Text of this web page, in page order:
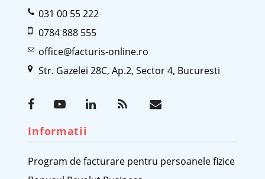
031 00 55 222
0784 888 555
office@facturis-online.ro
Str. Gazelei 28C, Ap.2, Sector 4, Bucuresti
Informatii
Program de facturare pentru persoanele fizice